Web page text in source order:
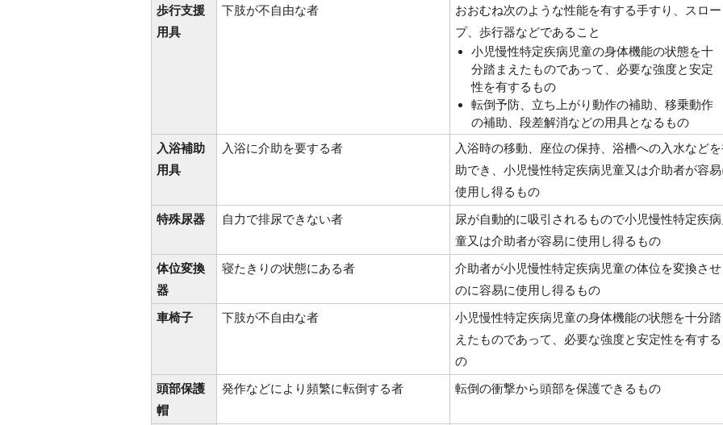
歩行支援
用具
下肢が不自由な者
おおむね次のような性能を有する手すり、スロー
プ、歩行器などであること
小児慢性特定疾病児童の身体機能の状態を十
分踏まえたものであって、必要な強度と安定
性を有するもの
転倒予防、立ち上がり動作の補助、移乗動作
の補助、段差解消などの用具となるもの
入浴補助
用具
入浴に介助を要する者
入浴時の移動、座位の保持、浴槽への入水など
助でき、小児慢性特定疾病児童又は介助者が容易
使用し得るもの
特殊尿器
自力で排尿できない者
尿が自動的に吸引されるもので小児慢性特定疾病
童又は介助者が容易に使用し得るもの
体位変換
器
寝たきりの状態にある者
介助者が小児慢性特定疾病児童の体位を変換させ
のに容易に使用し得るもの
車椅子
下肢が不自由な者
小児慢性特定疾病児童の身体機能の状態を十分踏
えたものであって、必要な強度と安定性を有する
の
頭部保護
帽
発作などにより頻繁に転倒する者 転倒の衝撃から頭部を保護できるもの